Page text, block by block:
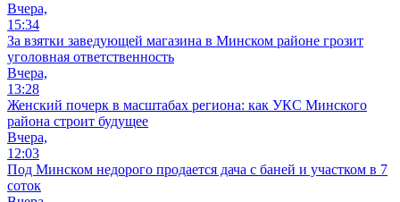
Вчера,
15:34
За взятки заведующей магазина в Минском районе грозит
уголовная ответственность
Вчера,
13:28
Женский почерк в масштабах региона: как УКС Минского
района строит будущее
Вчера,
12:03
Под Минском недорого продается дача с баней и участком в 7
соток